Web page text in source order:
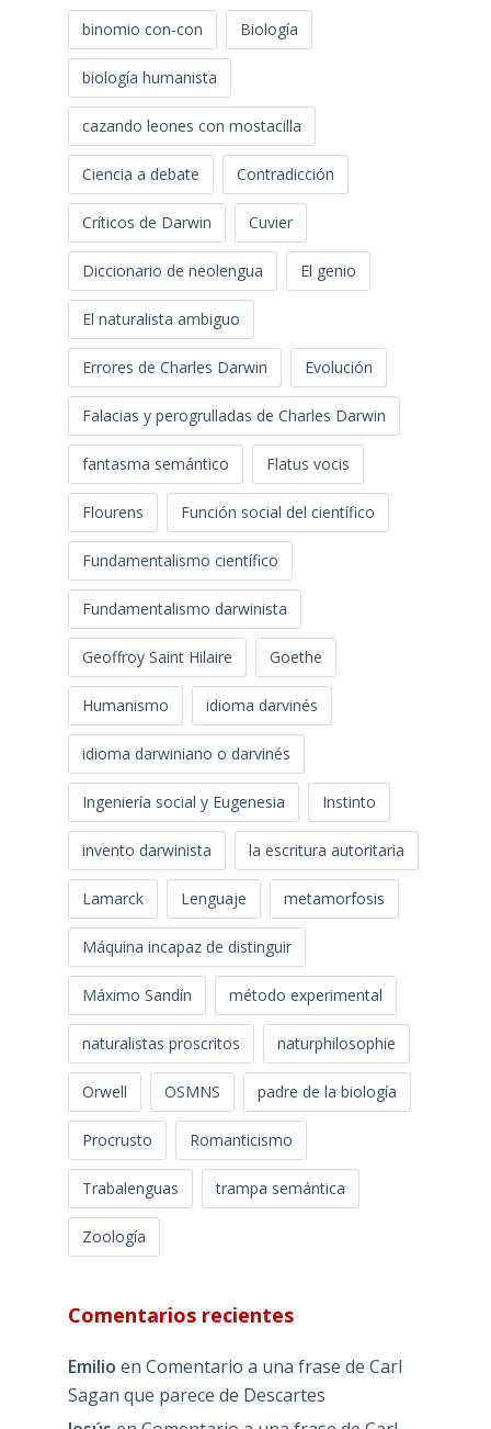
binomio con-con Biología
biología humanista
cazando leones con mostacilla
Ciencia a debate Contradicción
Críticos de Darwin Cuvier
Diccionario de neolengua El genio
El naturalista ambiguo
Errores de Charles Darwin Evolución
Falacias y perogrulladas de Charles Darwin
fantasma semántico Flatus vocis
Flourens Función social del científico
Fundamentalismo científico
Fundamentalismo darwinista
Geoffroy Saint Hilaire Goethe
Humanismo idioma darvinés
idioma darwiniano o darvinés
Ingeniería social y Eugenesia Instinto
invento darwinista la escritura autoritaria
Lamarck Lenguaje metamorfosis
Máquina incapaz de distinguir
Máximo Sandín método experimental
naturalistas proscritos naturphilosophie
Orwell OSMNS padre de la biología
Procrusto Romanticismo
Trabalenguas trampa semántica
Zoología
Comentarios recientes
Emilio en Comentario a una frase de Carl
Sagan que parece de Descartes